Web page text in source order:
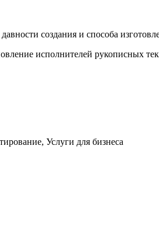
создания и способа
исполнителей рукописных
Услуги для бизнеса